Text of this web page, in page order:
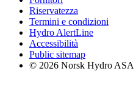
Riservatezza
Termini e condizioni
Hydro AlertLine
Accessibilità
Public sitemap
© 2026 Norsk Hydro ASA